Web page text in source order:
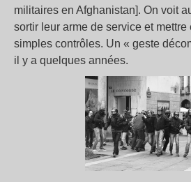
militaires en Afghanistan]. On voit
sortir leur arme de service et
simples contrôles. Un « geste
il y a quelques années.